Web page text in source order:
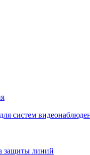
систем
защиты линий